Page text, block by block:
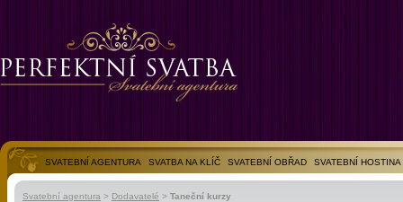
SVATEBNÍ AGENTURA SVATBA NA KLÍČ SVATEBNÍ OBŘAD
SVATEBNÍ HOSTINA
SVATEBNÍ FOTOGALERIE
Svatební agentura > Dodavatelé > Taneční kurzy